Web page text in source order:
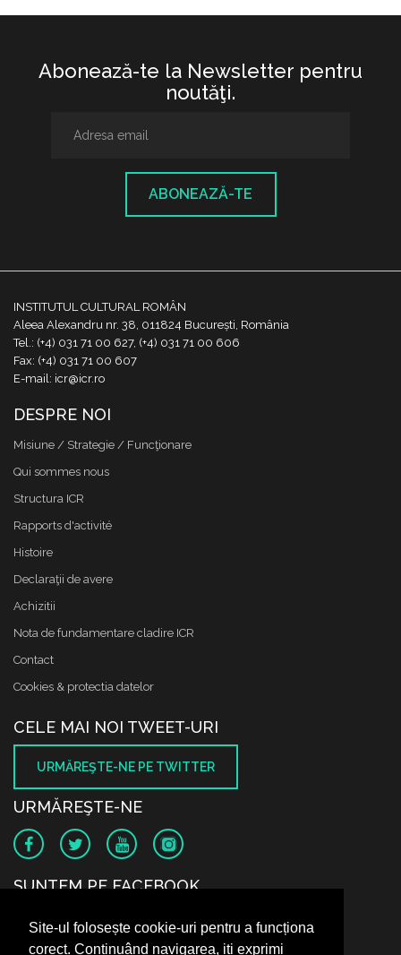
Site-ul folosește cookie-uri pentru a funcționa
corect. Continuând navigarea, iți exprimi
Abonează-te la Newsletter pentru
noutăţi.
ABONEAZĂ-TE
INSTITUTUL CULTURAL ROMÂN
Aleea Alexandru nr. 38, 011824 București, România
Tel.: (+4) 031 71 00 627, (+4) 031 71 00 606
Fax: (+4) 031 71 00 607
E-mail: icr@icr.ro
DESPRE NOI
Misiune / Strategie / Funcţionare
Qui sommes nous
Structura ICR
Rapports d'activité
Histoire
Declaraţii de avere
Achizitii
Nota de fundamentare cladire ICR
Contact
Cookies & protectia datelor
CELE MAI NOI TWEET-URI
URMĂREŞTE-NE PE TWITTER
URMĂREŞTE-NE
SUNTEM PE FACEBOOK